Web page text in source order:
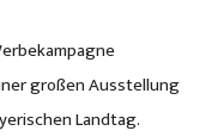
großen Ausstellung
Landtag.